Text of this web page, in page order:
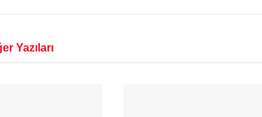
Yazıları